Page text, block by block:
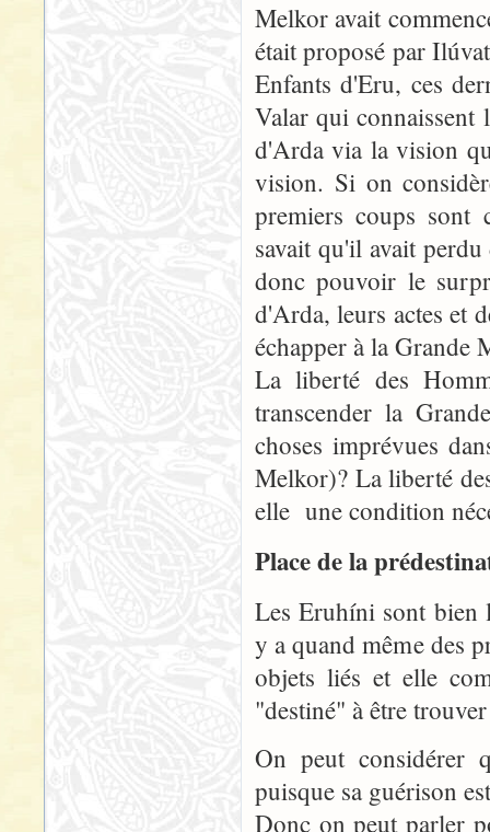
Melkor avait
était proposé par
Enfants d'Eru, ces
Valar qui connaissent
d'Arda via la vision
vision. Si on
premiers coups sont
savait qu'il avait
donc pouvoir le
d'Arda, leurs actes et
échapper à la Grande
La liberté des
transcender la
choses imprévues
Melkor)? La liberté
elle une condition
Place de la
Les Eruhíni sont bien
y a quand même des
objets liés et elle
"destiné" à être
On peut considérer
puisque sa guérison
Donc on peut parler